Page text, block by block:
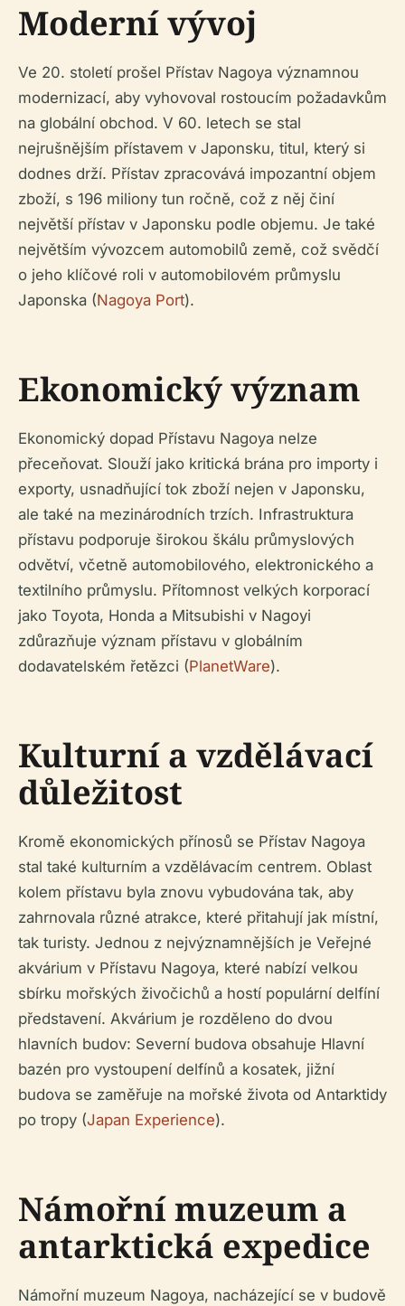
Moderní vývoj
Ve 20. století prošel Přístav Nagoya významnou
modernizací, aby vyhovoval rostoucím požadavkům
na globální obchod. V 60. letech se stal
nejrušnějším přístavem v Japonsku, titul, který si
dodnes drží. Přístav zpracovává impozantní objem
zboží, s 196 miliony tun ročně, což z něj činí
největší přístav v Japonsku podle objemu. Je také
největším vývozcem automobilů země, což svědčí
o jeho klíčové roli v automobilovém průmyslu
Japonska (Nagoya Port).
Ekonomický význam
Ekonomický dopad Přístavu Nagoya nelze
přeceňovat. Slouží jako kritická brána pro importy i
exporty, usnadňující tok zboží nejen v Japonsku,
ale také na mezinárodních trzích. Infrastruktura
přístavu podporuje širokou škálu průmyslových
odvětví, včetně automobilového, elektronického a
textilního průmyslu. Přítomnost velkých korporací
jako Toyota, Honda a Mitsubishi v Nagoyi
zdůrazňuje význam přístavu v globálním
dodavatelském řetězci (PlanetWare).
Kulturní a vzdělávací
důležitost
Kromě ekonomických přínosů se Přístav Nagoya
stal také kulturním a vzdělávacím centrem. Oblast
kolem přístavu byla znovu vybudována tak, aby
zahrnovala různé atrakce, které přitahují jak místní,
tak turisty. Jednou z nejvýznamnějších je Veřejné
akvárium v Přístavu Nagoya, které nabízí velkou
sbírku mořských živočichů a hostí populární delfíní
představení. Akvárium je rozděleno do dvou
hlavních budov: Severní budova obsahuje Hlavní
bazén pro vystoupení delfínů a kosatek, jižní
budova se zaměřuje na mořské života od Antarktidy
po tropy (Japan Experience).
Námořní muzeum a
antarktická expedice
Námořní muzeum Nagoya, nacházející se v budově